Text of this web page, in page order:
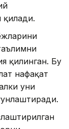
қилинган. Бу
нафақат
уни